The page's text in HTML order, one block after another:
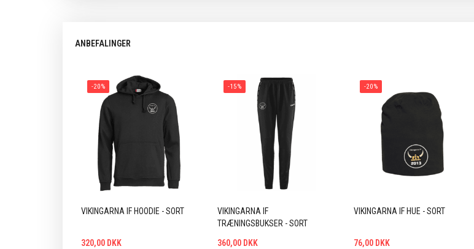
ANBEFALINGER
-20%
VIKINGARNA IF HOODIE - SORT
320,00 DKK
-15%
VIKINGARNA IF
TRÆNINGSBUKSER - SORT
360,00 DKK
-20%
VIKINGARNA IF HUE - SORT
76,00 DKK